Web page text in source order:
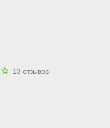
13 отзывов